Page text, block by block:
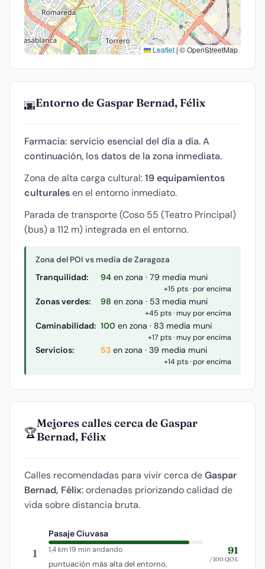
Leaflet | © OpenStreetMap
🌆Entorno de Gaspar Bernad, Félix
Farmacia: servicio esencial del día a día. A
continuación, los datos de la zona inmediata.
Zona de alta carga cultural:19 equipamientos
culturalesen el entorno inmediato.
Parada de transporte (Coso 55 (Teatro Principal)
(bus) a 112 m) integrada en el entorno.
Zona del POI vs media de Zaragoza
Tranquilidad: 94 en zona · 79 media muni
+15 pts · por encima
Zonas verdes: 98 en zona · 53 media muni
+45 pts · muy por encima
Caminabilidad: 100 en zona · 83 media muni
+17 pts · muy por encima
Servicios: 53 en zona · 39 media muni
+14 pts · por encima
🏆
Mejores calles cerca de Gaspar
Bernad, Félix
Calles recomendadas para vivir cerca deGaspar
Bernad, Félix: ordenadas priorizando calidad de
vida sobre distancia bruta.
1
Pasaje Ciuvasa
1,4 km·19 min andando
puntuación más alta del entorno,
91
/100 QOL